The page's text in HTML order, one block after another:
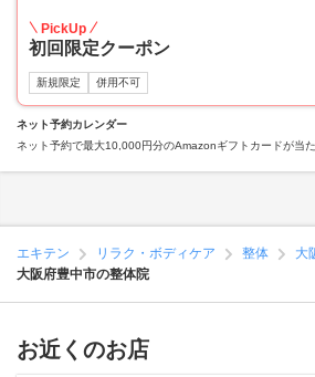
PickUp
初回限定クーポン
新規限定 併用不可
ネット予約カレンダー
ネット予約で最大10,000円分のAmazonギフトカードが当た
エキテン リラク・ボディケア 整体
大
大阪府豊中市の整体院
お近くのお店